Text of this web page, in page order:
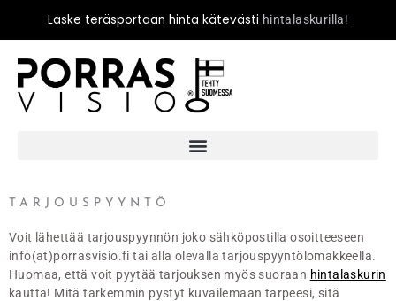
Laske teräsportaan hinta kätevästi hintalaskurilla!
TARJOUSPYYNTÖ
Voit lähettää tarjouspyynnön joko sähköpostilla osoitteeseen
info(at)porrasvisio.fi tai alla olevalla tarjouspyyntölomakkeella.
Huomaa, että voit pyytää tarjouksen myös suoraan hintalaskurin
kautta! Mitä tarkemmin pystyt kuvailemaan tarpeesi, sitä